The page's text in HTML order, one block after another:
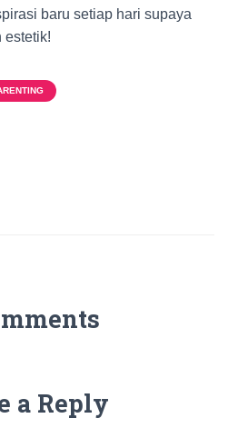
baru setiap hari supaya
estetik!
a Reply